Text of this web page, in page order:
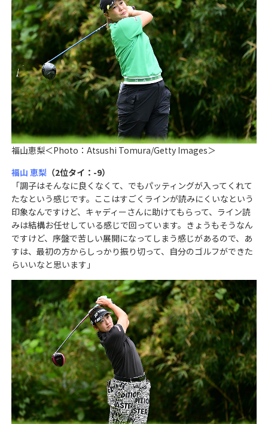
福山恵梨＜Photo：Atsushi Tomura/Getty Images＞
福山 恵梨（2位タイ：-9）
「調子はそんなに良くなくて、でもパッティングが入ってくれて
たなという感じです。ここはすごくラインが読みにくいなという
印象なんですけど、キャディーさんに助けてもらって、ライン読
みは結構お任せしている感じで回っています。きょうもそうなん
ですけど、序盤で苦しい展開になってしまう感じがあるので、あ
すは、最初の方からしっかり振り切って、自分のゴルフができた
らいいなと思います」